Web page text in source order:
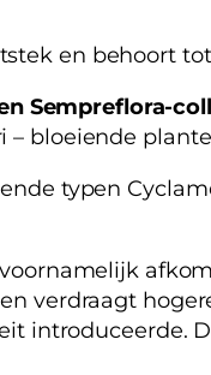
en behoort
Sempreflora-
– bloeiende
typen
verdraagt
introduceerde.